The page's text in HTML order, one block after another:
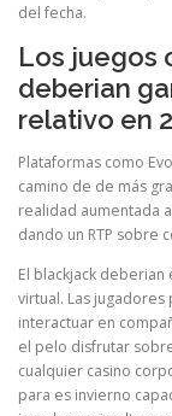
del fecha.
Los juegos
deberian
relativo en
Plataformas como
camino de de más
realidad aumentada
dando un RTP sobre
El blackjack
virtual. Las
interactuar en
el pelo disfrutar
cualquier casino
para es invierno